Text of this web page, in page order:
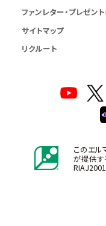
ファンレター・プレゼン
サイトマップ
リクルート
このエル
が提供す